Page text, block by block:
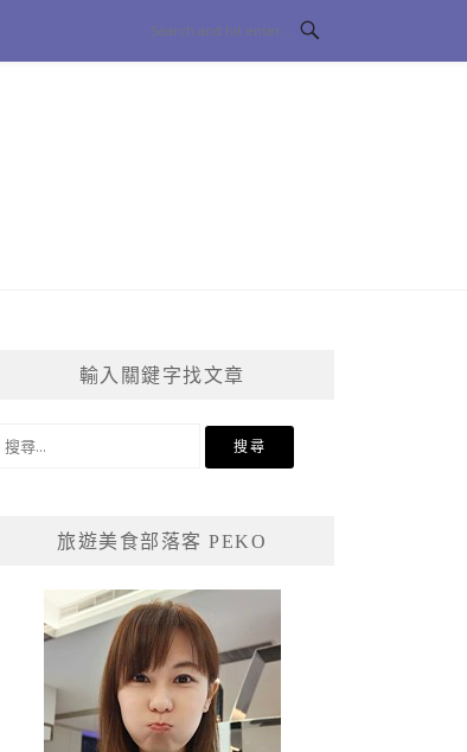
輸入關鍵字找文章
旅遊美食部落客 PEKO